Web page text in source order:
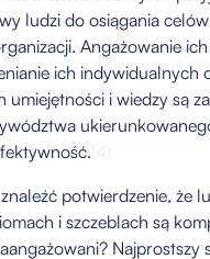
ludzi do osiągania celów
Angażowanie
ich indywidualnych
umiejętności i wiedzy są
potwierdzenie, że
i szczeblach są
Najprostszy